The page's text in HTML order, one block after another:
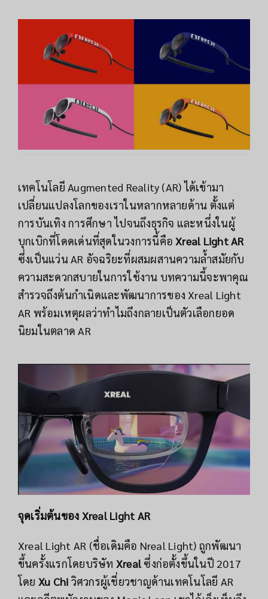
เทคโนโลยี Augmented Reality (AR) ได้เข้ามา
เปลี่ยนแปลงโลกของเราในหลากหลายด้าน ตั้งแต่
การบันเทิง การศึกษา ไปจนถึงธุรกิจ และหนึ่งในผู้
บุกเบิกที่โดดเด่นที่สุดในวงการนี้คือXreal Light AR
ซึ่งเป็นแว่น AR อัจฉริยะที่ผสมผสานความล้ำสมัยกับ
ความสะดวกสบายในการใช้งาน บทความนี้จะพาคุณ
สำรวจถึงต้นกำเนิดและพัฒนาการของ Xreal Light
AR พร้อมเหตุผลว่าทำไมถึงกลายเป็นตัวเลือกยอด
นิยมในตลาด AR
จุดเริ่มต้นของ Xreal Light AR
Xreal Light AR (ชื่อเดิมคือ Nreal Light) ถูกพัฒนา
ขึ้นครั้งแรกโดยบริษัท Xrealซึ่งก่อตั้งขึ้นในปี 2017
โดย Xu Chi วิศวกรผู้เชี่ยวชาญด้านเทคโนโลยี AR